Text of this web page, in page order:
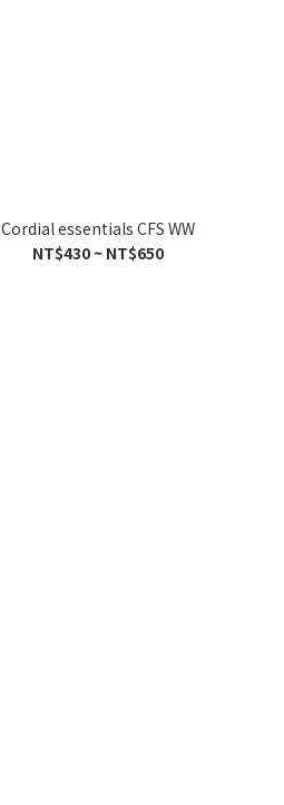
Cordial essentials CFS WW
NT$430 ~ NT$650